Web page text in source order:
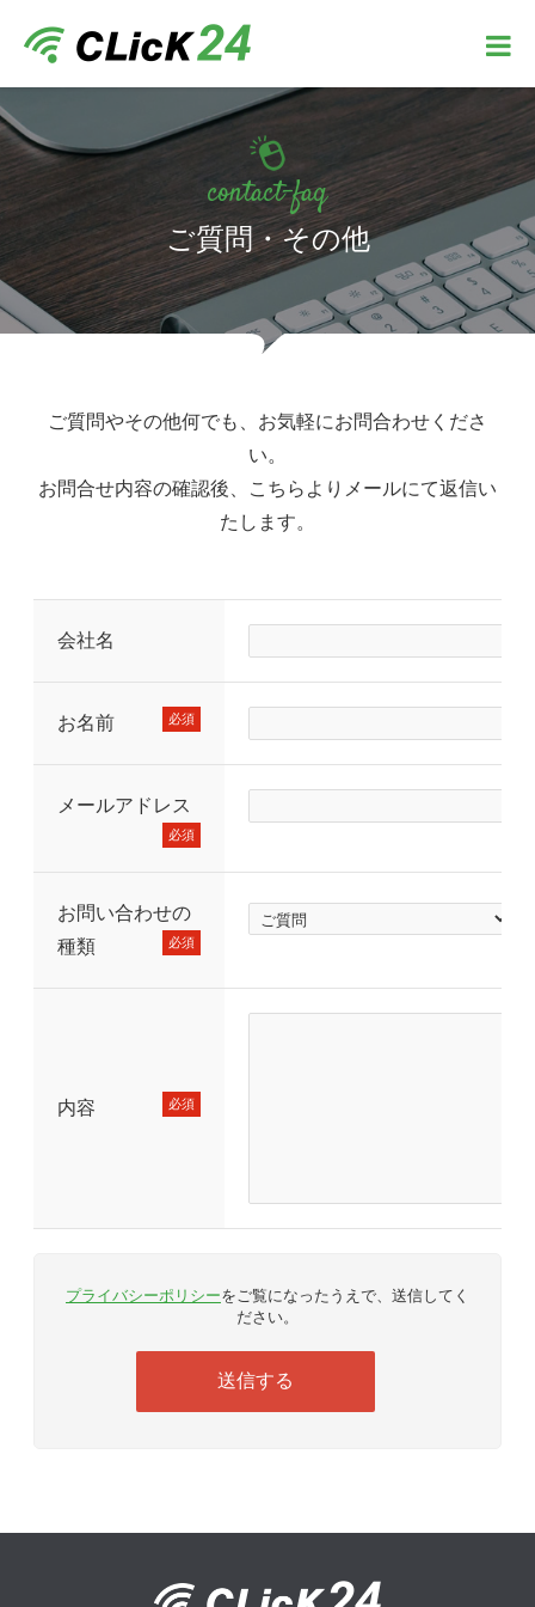
contact-faq
ご質問・その他
ご質問やその他何でも、お気軽にお問合わせくださ
い。
お問合せ内容の確認後、こちらよりメールにて返信い
たします。
会社名
お名前 必須
メールアドレス
必須
お問い合わせの
種類
必須
内容 必須
プライバシーポリシーをご覧になったうえで、送信してく
ださい。